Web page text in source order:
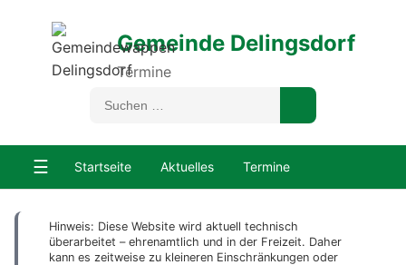
Gemeinde Delingsdorf
Termine
☰ Startseite Aktuelles Termine
Hinweis: Diese Website wird aktuell technisch
überarbeitet – ehrenamtlich und in der Freizeit. Daher
kann es zeitweise zu kleineren Einschränkungen oder